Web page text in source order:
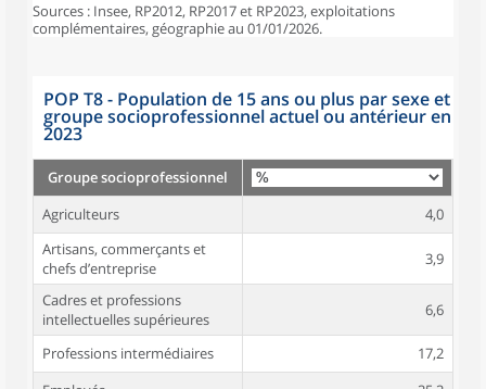
Sources : Insee, RP2012, RP2017 et RP2023, exploitations
complémentaires, géographie au 01/01/2026.
POP T8 - Population de 15 ans ou plus par sexe et
groupe socioprofessionnel actuel ou antérieur en
2023
Groupe socioprofessionnel
Agriculteurs
4,0
Artisans, commerçants et
chefs d’entreprise
3,9
Cadres et professions
intellectuelles supérieures
6,6
Professions intermédiaires
17,2